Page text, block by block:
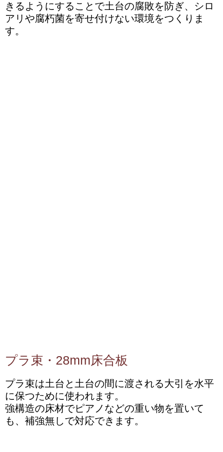
きるようにすることで土台の腐敗を防ぎ、シロ
アリや腐朽菌を寄せ付けない環境をつくりま
す。
プラ束・28mm床合板
プラ束は土台と土台の間に渡される大引を水平
に保つために使われます。
強構造の床材でピアノなどの重い物を置いて
も、補強無しで対応できます。